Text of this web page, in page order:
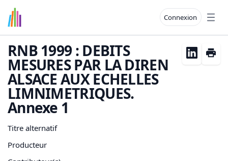
Connexion
RNB 1999 : DEBITS
MESURES PAR LA DIREN
ALSACE AUX ECHELLES
LIMNIMETRIQUES.
Annexe 1
Titre alternatif
Producteur